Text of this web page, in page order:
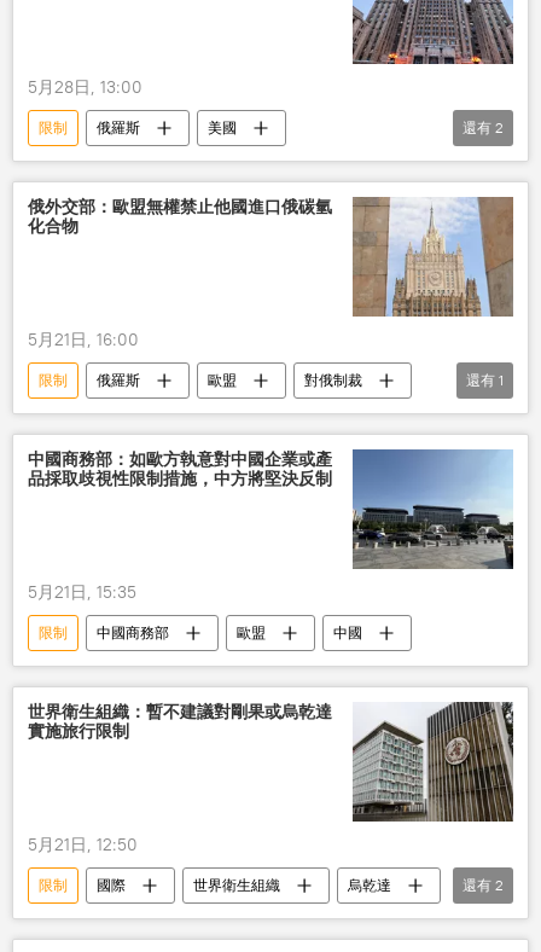
5月28日, 13:00
限制 俄羅斯
美國
新削減戰略武器條約
核武器
還有 2
俄外交部：歐盟無權禁止他國進口俄碳氫
化合物
5月21日, 16:00
限制 俄羅斯 歐盟
對俄制裁
能源
還有 1
中國商務部：如歐方執意對中國企業或產
品採取歧視性限制措施，中方將堅決反制
5月21日, 15:35
限制 中國商務部 歐盟 中國
世界衛生組織：暫不建議對剛果或烏乾達
實施旅行限制
5月21日, 12:50
限制 國際 世界衛生組織
烏乾達
剛果
埃博拉病毒
還有 2